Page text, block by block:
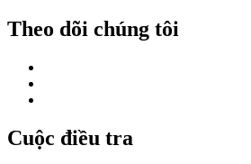
Theo dõi chúng tôi
Cuộc điều tra